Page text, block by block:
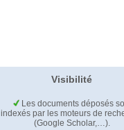
Visibilité
Les documents déposés
indexés par les moteurs de
(Google Scholar,…).